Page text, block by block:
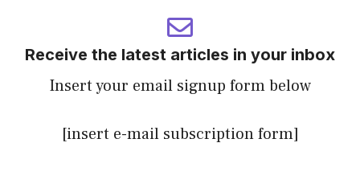
Receive the latest articles in your inbox
Insert your email signup form below
[insert e-mail subscription form]